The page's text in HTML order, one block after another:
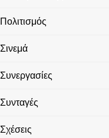
Πολιτισμός
Σινεμά
Συνεργασίες
Συνταγές
Σχέσεις